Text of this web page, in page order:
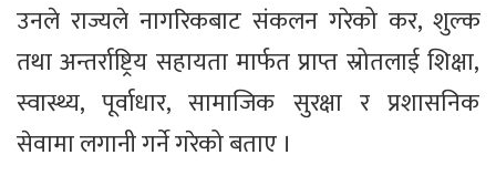
उनले राज्यले नागरिकबाट संकलन गरेको कर, शुल्क
तथा अन्तर्राष्ट्रिय सहायता मार्फत प्राप्त स्रोतलाई शिक्षा,
स्वास्थ्य, पूर्वाधार, सामाजिक सुरक्षा र प्रशासनिक
सेवामा लगानी गर्ने गरेको बताए ।